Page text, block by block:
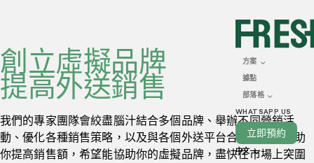
方案
據點
部落格
WHATSAPP US
立即預約
中文
創立虛擬品牌
提高外送銷售
我們的專家團隊會絞盡腦汁結合多個品牌、舉辦不同營銷活
動、優化各種銷售策略，以及與各個外送平台合作，務求幫助
你提高銷售額，希望能協助你的虛擬品牌，盡快在市場上突圍